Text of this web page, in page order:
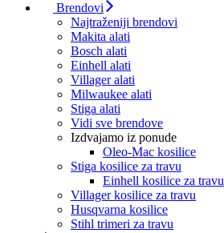
Brendovi
Najtraženiji brendovi
Makita alati
Bosch alati
Einhell alati
Villager alati
Milwaukee alati
Stiga alati
Vidi sve brendove
Izdvajamo iz ponude
Oleo-Mac kosilice
Stiga kosilice za travu
Einhell kosilice za travu
Villager kosilice za travu
Husqvarna kosilice
Stihl trimeri za travu